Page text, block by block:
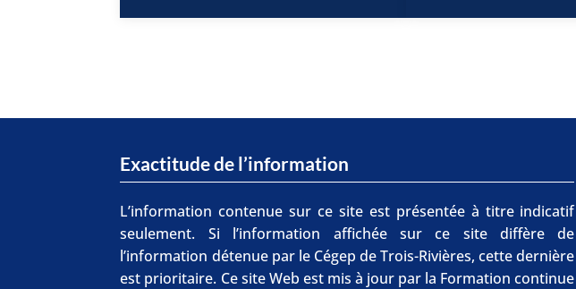
Exactitude de l’information
L’information contenue sur ce site est présentée à titre indicatif
seulement. Si l’information affichée sur ce site diffère de
l’information détenue par le Cégep de Trois-Rivières, cette dernière
est prioritaire. Ce site Web est mis à jour par la Formation continue